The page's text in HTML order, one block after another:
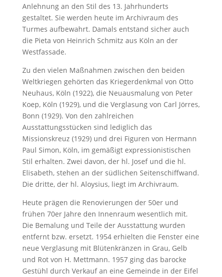
Anlehnung an den Stil des 13. Jahrhunderts
gestaltet. Sie werden heute im Archivraum des
Turmes aufbewahrt. Damals entstand sicher auch
die Pieta von Heinrich Schmitz aus Köln an der
Westfassade.
Zu den vielen Maßnahmen zwischen den beiden
Weltkriegen gehörten das Kriegerdenkmal von Otto
Neuhaus, Köln (1922), die Neuausmalung von Peter
Koep, Köln (1929), und die Verglasung von Carl Jörres,
Bonn (1929). Von den zahlreichen
Ausstattungsstücken sind lediglich das
Missionskreuz (1929) und drei Figuren von Hermann
Paul Simon, Köln, im gemäßigt expressionistischen
Stil erhalten. Zwei davon, der hl. Josef und die hl.
Elisabeth, stehen an der südlichen Seitenschiffwand.
Die dritte, der hl. Aloysius, liegt im Archivraum.
Heute prägen die Renovierungen der 50er und
frühen 70er Jahre den Innenraum wesentlich mit.
Die Bemalung und Teile der Ausstattung wurden
entfernt bzw. ersetzt. 1954 erhielten die Fenster eine
neue Verglasung mit Blütenkränzen in Grau, Gelb
und Rot von H. Mettmann. 1957 ging das barocke
Gestühl durch Verkauf an eine Gemeinde in der Eifel